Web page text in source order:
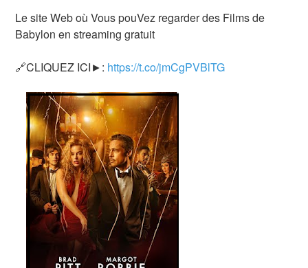
Le site Web où Vous pouVez regarder des Films de
Babylon en streaming gratuit
🔗CLIQUEZ ICI►: https://t.co/jmCgPVBlTG